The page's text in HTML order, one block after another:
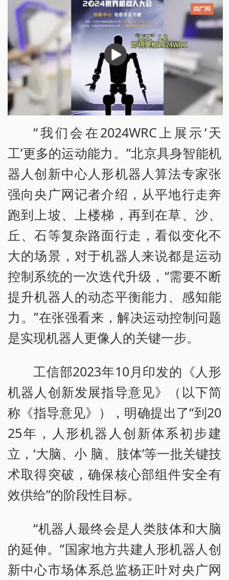
播
放
“我们会在2024WRC上展示‘天
工’更多的运动能力。”北京具身智能机
器人创新中心人形机器人算法专家张
强向央广网记者介绍，从平地行走奔
跑到上坡、上楼梯，再到在草、沙、
丘、石等复杂路面行走，看似变化不
大的场景，对于机器人来说都是运动
控制系统的一次迭代升级，“需要不断
提升机器人的动态平衡能力、感知能
力。”在张强看来，解决运动控制问题
是实现机器人更像人的关键一步。
工信部2023年10月印发的《人形
机器人创新发展指导意见》（以下简
称《指导意见》），明确提出了“到20
25年，人形机器人创新体系初步建
立，‘大脑、小 脑、肢体’等一批关键技
术取得突破，确保核心部组件安全有
效供给”的阶段性目标。
“机器人最终会是人类肢体和大脑
的延伸。”国家地方共建人形机器人创
新中心市场体系总监杨正叶对央广网